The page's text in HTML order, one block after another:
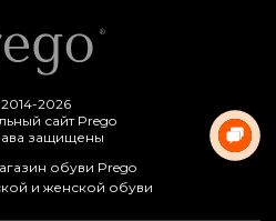
2026
сайт Prego
защищены
обуви Prego
и женской обуви